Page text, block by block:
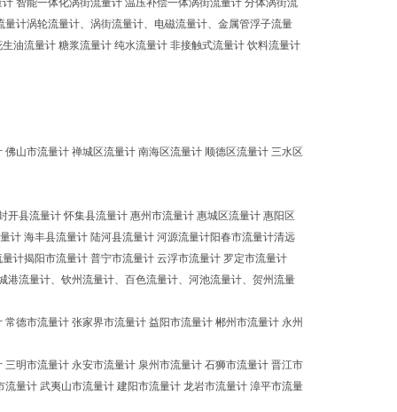
智能一体化涡街流量计 温压补偿一体涡街流量计 分体涡街流
计涡轮流量计、涡街流量计、电磁流量计、金属管浮子流量
油流量计 糖浆流量计 纯水流量计 非接触式流量计 饮料流量计
山市流量计 禅城区流量计 南海区流量计 顺德区流量计 三水区
县流量计 怀集县流量计 惠州市流量计 惠城区流量计 惠阳区
计 海丰县流量计 陆河县流量计 河源流量计阳春市流量计清远
计揭阳市流量计 普宁市流量计 云浮市流量计 罗定市流量计
流量计、钦州流量计、百色流量计、河池流量计、贺州流量
德市流量计 张家界市流量计 益阳市流量计 郴州市流量计 永州
明市流量计 永安市流量计 泉州市流量计 石狮市流量计 晋江市
量计 武夷山市流量计 建阳市流量计 龙岩市流量计 漳平市流量